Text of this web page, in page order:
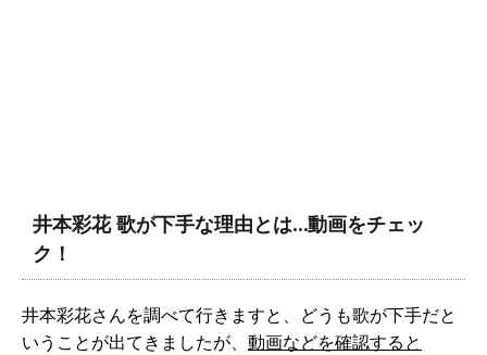
井本彩花 歌が下手な理由とは…動画をチェッ
ク！
井本彩花さんを調べて行きますと、どうも歌が下手だと
いうことが出てきましたが、 動画などを確認すると